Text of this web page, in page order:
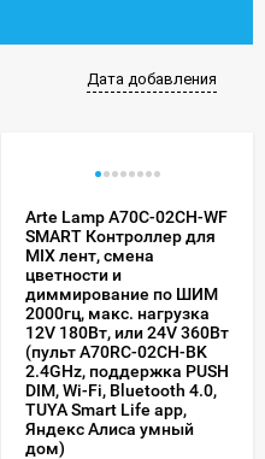
Дата добавления
Arte Lamp A70C-02CH-WF
SMART Контроллер для
MIX лент, смена
цветности и
диммирование по ШИМ
2000гц, макс. нагрузка
12V 180Вт, или 24V 360Вт
(пульт A70RC-02CH-BK
2.4GHz, поддержка PUSH
DIM, Wi-Fi, Bluetooth 4.0,
TUYA Smart Life app,
Яндекс Алиса умный
дом)